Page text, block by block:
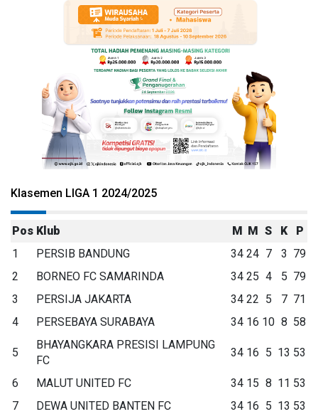
Klasemen LIGA 1 2024/2025
Pos Klub M M S K
P
1
PERSIB BANDUNG 34 24 7 3 79
2
BORNEO FC SAMARINDA 34 25 4 5 79
3
PERSIJA JAKARTA 34 22 5 7 71
4
PERSEBAYA SURABAYA 34 16 10 8 58
5
BHAYANGKARA PRESISI LAMPUNG
FC
34 16 5 13 53
6 MALUT UNITED FC 34 15 8 11 53
7
DEWA UNITED BANTEN FC 34 16 5 13 53